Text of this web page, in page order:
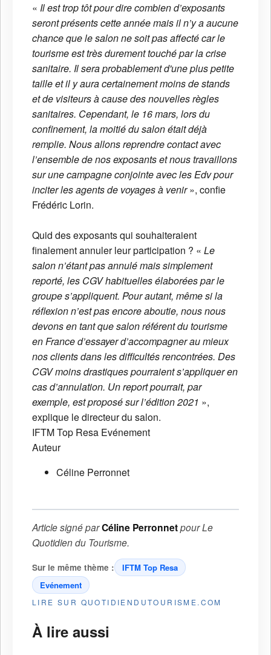
« Il est trop tôt pour dire combien d’exposants
seront présents cette année mais il n’y a aucune
chance que le salon ne soit pas affecté car le
tourisme est très durement touché par la crise
sanitaire. Il sera probablement d'une plus petite
taille et il y aura certainement moins de stands
et de visiteurs à cause des nouvelles règles
sanitaires. Cependant, le 16 mars, lors du
confinement, la moitié du salon était déjà
remplie. Nous allons reprendre contact avec
l’ensemble de nos exposants et nous travaillons
sur une campagne conjointe avec les Edv pour
inciter les agents de voyages à venir», confie
Frédéric Lorin.
Quid des exposants qui souhaiteraient
finalement annuler leur participation ? « Le
salon n’étant pas annulé mais simplement
reporté, les CGV habituelles élaborées par le
groupe s’appliquent. Pour autant, même si la
réflexion n’est pas encore aboutie, nous nous
devons en tant que salon référent du tourisme
en France d’essayer d’accompagner au mieux
nos clients dans les difficultés rencontrées. Des
CGV moins drastiques pourraient s’appliquer en
cas d’annulation. Un report pourrait, par
exemple, est proposé sur l’édition 2021 »,
explique le directeur du salon.
IFTM Top Resa Evénement
Auteur
Céline Perronnet
Article signé parCéline PerronnetpourLe
Quotidien du Tourisme.
Sur le même thème :
IFTM Top Resa
Evénement
LIRE SUR QUOTIDIENDUTOURISME.COM
À lire aussi